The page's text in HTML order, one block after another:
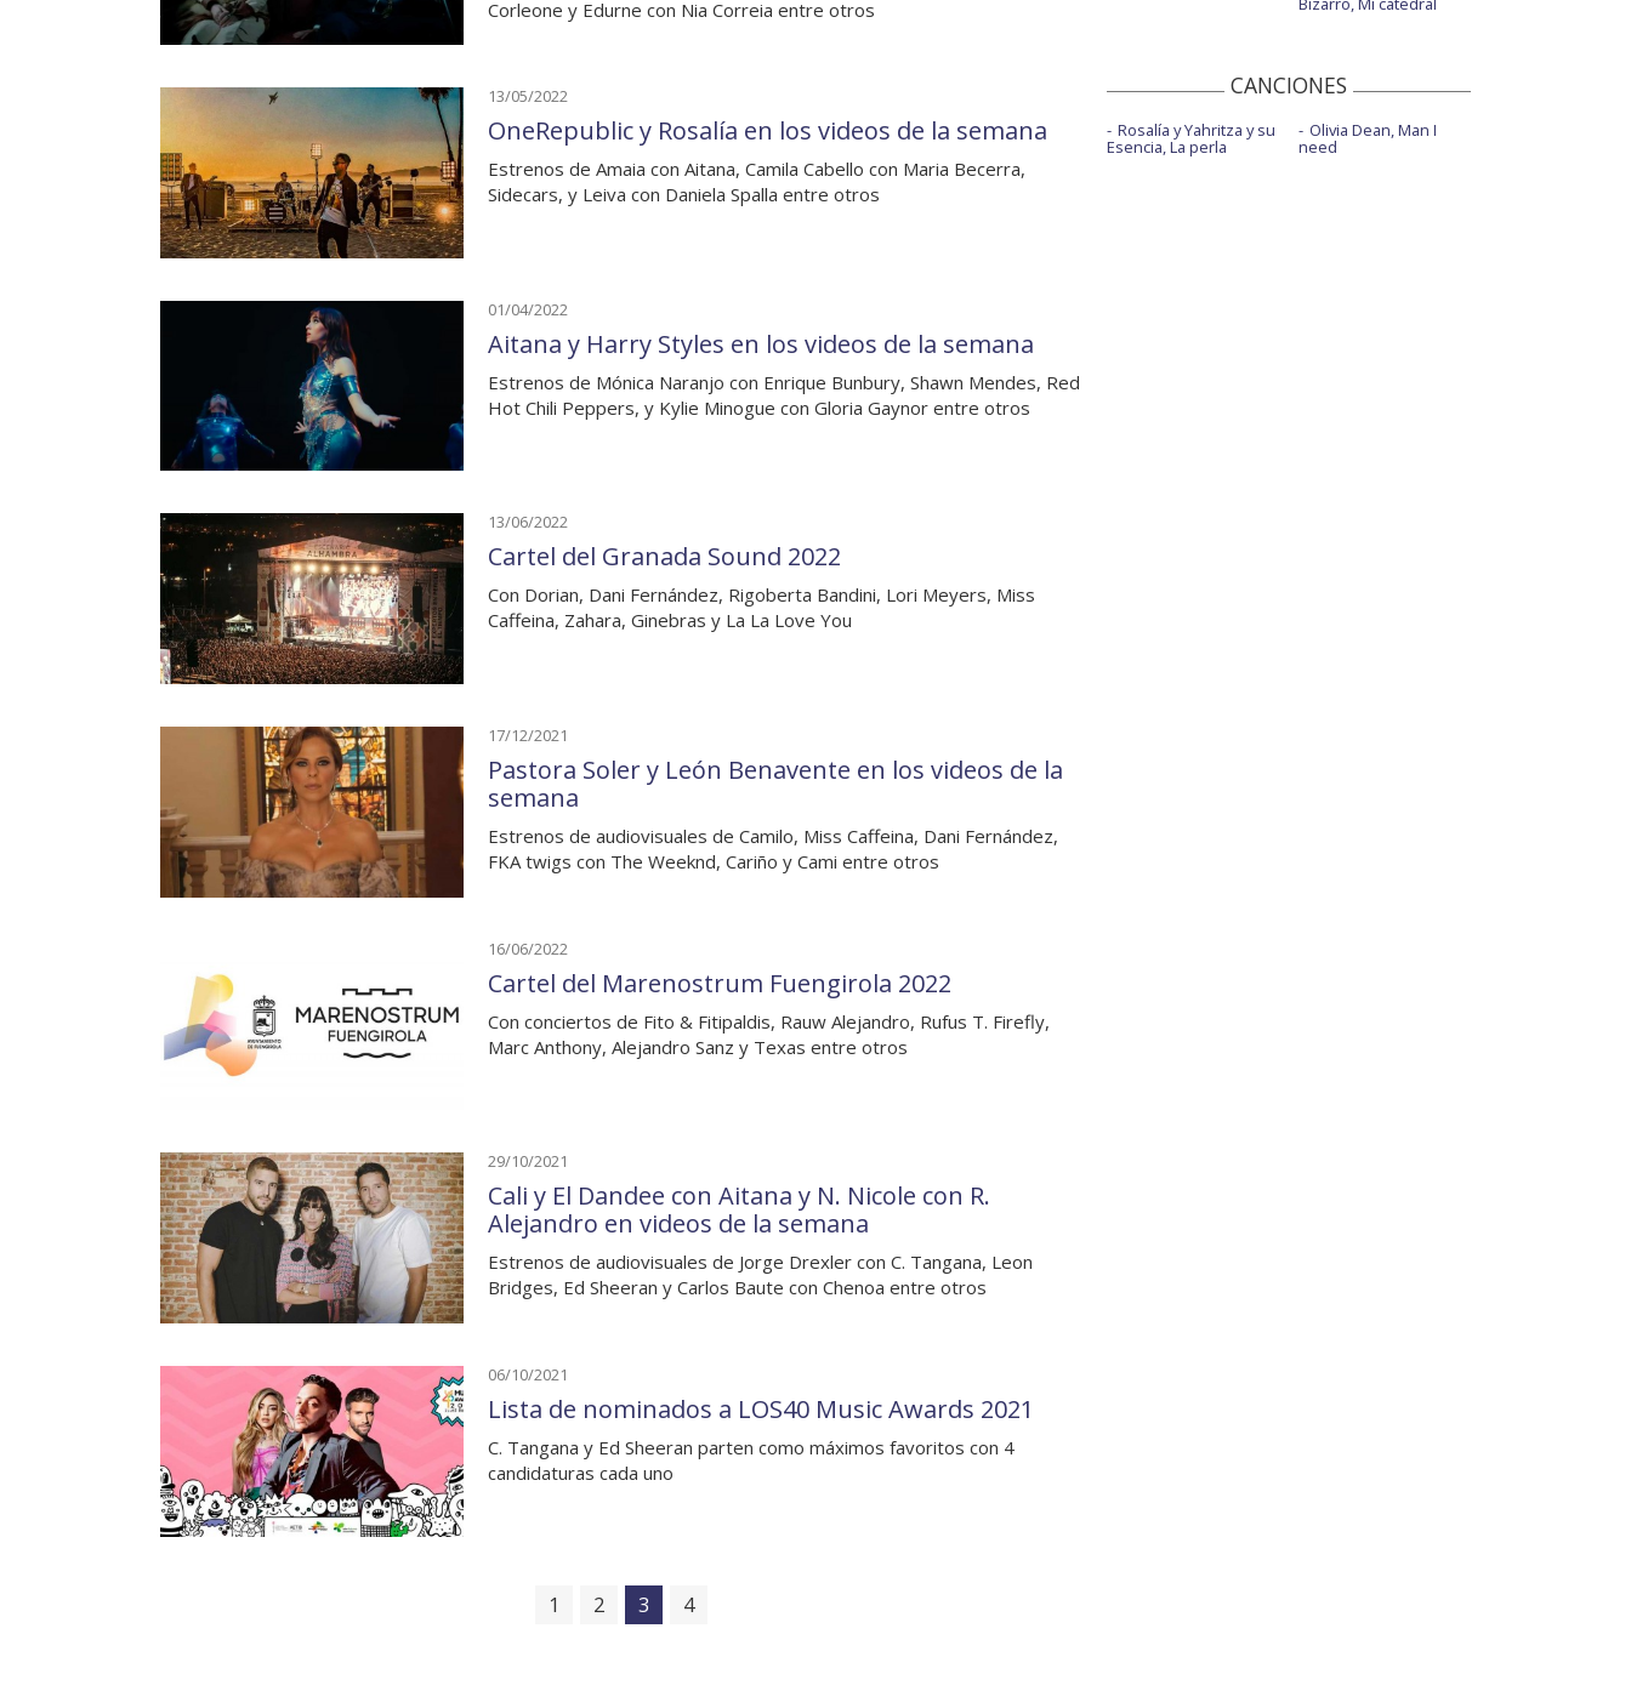
Corleone y Edurne con Nia Correia entre otros
13/05/2022
OneRepublic y Rosalía en los videos de la semana
Estrenos de Amaia con Aitana, Camila Cabello con Maria Becerra,
Sidecars, y Leiva con Daniela Spalla entre otros
01/04/2022
Aitana y Harry Styles en los videos de la semana
Estrenos de Mónica Naranjo con Enrique Bunbury, Shawn Mendes, Red
Hot Chili Peppers, y Kylie Minogue con Gloria Gaynor entre otros
13/06/2022
Cartel del Granada Sound 2022
Con Dorian, Dani Fernández, Rigoberta Bandini, Lori Meyers, Miss
Caffeina, Zahara, Ginebras y La La Love You
17/12/2021
Pastora Soler y León Benavente en los videos de la
semana
Estrenos de audiovisuales de Camilo, Miss Caffeina, Dani Fernández,
FKA twigs con The Weeknd, Cariño y Cami entre otros
16/06/2022
Cartel del Marenostrum Fuengirola 2022
Con conciertos de Fito & Fitipaldis, Rauw Alejandro, Rufus T. Firefly,
Marc Anthony, Alejandro Sanz y Texas entre otros
29/10/2021
Cali y El Dandee con Aitana y N. Nicole con R.
Alejandro en videos de la semana
Estrenos de audiovisuales de Jorge Drexler con C. Tangana, Leon
Bridges, Ed Sheeran y Carlos Baute con Chenoa entre otros
06/10/2021
Lista de nominados a LOS40 Music Awards 2021
C. Tangana y Ed Sheeran parten como máximos favoritos con 4
candidaturas cada uno
1 2 3 4
CANCIONES
Rosalía y Yahritza y su
Esencia, La perla
Olivia Dean, Man I
need